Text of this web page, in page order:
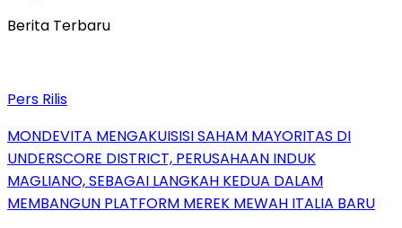
Berita Terbaru
Pers Rilis
MONDEVITA MENGAKUISISI SAHAM MAYORITAS DI
UNDERSCORE DISTRICT, PERUSAHAAN INDUK
MAGLIANO, SEBAGAI LANGKAH KEDUA DALAM
MEMBANGUN PLATFORM MEREK MEWAH ITALIA BARU